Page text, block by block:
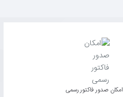
امکان صدور فاکتور رسمی